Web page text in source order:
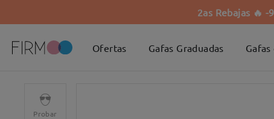
2as Rebajas 🔥
Ofertas Gafas Graduadas Gafas
Probar